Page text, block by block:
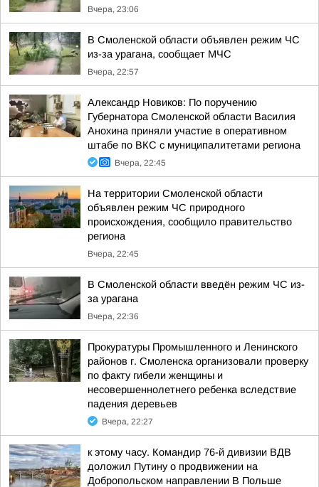
Вчера, 23:06
В Смоленской области объявлен режим ЧС
из-за урагана, сообщает МЧС
Вчера, 22:57
Александр Новиков: По поручению
Губернатора Смоленской области Василия
Анохина приняли участие в оперативном
штабе по ВКС с муниципалитетами региона
Вчера, 22:45
На территории Смоленской области
объявлен режим ЧС природного
происхождения, сообщило правительство
региона
Вчера, 22:45
В Смоленской области введён режим ЧС из-
за урагана
Вчера, 22:36
Прокуратуры Промышленного и Ленинского
районов г. Смоленска организовали проверку
по факту гибели женщины и
несовершеннолетнего ребенка вследствие
падения деревьев
Вчера, 22:27
к этому часу. Командир 76-й дивизии ВДВ
доложил Путину о продвижении на
Добропольском направлении В Польше